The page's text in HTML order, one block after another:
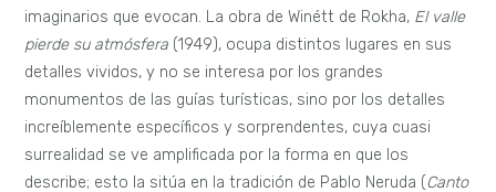
imaginarios que evocan. La obra de Winétt de Rokha, El valle
pierde su atmósfera (1949), ocupa distintos lugares en sus
detalles vividos, y no se interesa por los grandes
monumentos de las guías turísticas, sino por los detalles
increíblemente específicos y sorprendentes, cuya cuasi
surrealidad se ve amplificada por la forma en que los
describe; esto la sitúa en la tradición de Pablo Neruda (Canto